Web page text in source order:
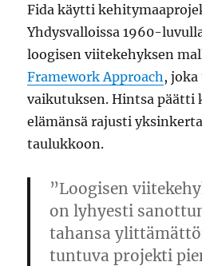
Fida käytti
Yhdysvalloissa 1960-
loogisen viitekehyksen
Framework Approach ,
vaikutuksen. Hintsa päätti
elämänsä rajusti
taulukkoon.
”Loogisen
on lyhyesti
tahansa
tuntuva projekti